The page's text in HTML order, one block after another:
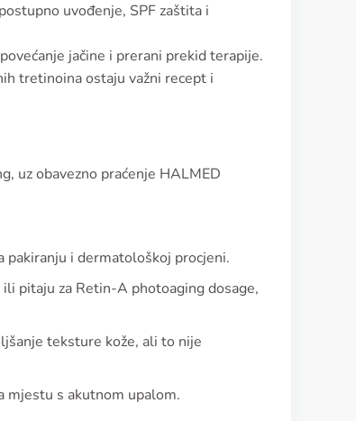
uvođenje, SPF zaštita i
jačine i prerani prekid terapije.
tretinoina ostaju važni recept i
uz obavezno praćenje HALMED
i dermatološkoj procjeni.
pitaju za Retin-A photoaging dosage,
teksture kože, ali to nije
mjestu s akutnom upalom.